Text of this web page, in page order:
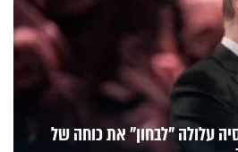
עלולה "לבחון" את כוחה של